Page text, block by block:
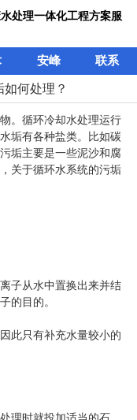
处理一体化工程方案服
安峰 联系
何处理？
。循环冷却水处理运行
垢有各种盐类。比如碳
垢主要是一些泥沙和腐
关于循环水系统的污垢
子从水中置换出来并结
的目的。
此只有补充水量较小的